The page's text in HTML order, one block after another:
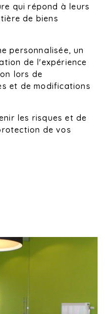
qui répond à leurs
de biens
personnalisée, un
de l'expérience
lors de
et de modifications
les risques et de
de vos